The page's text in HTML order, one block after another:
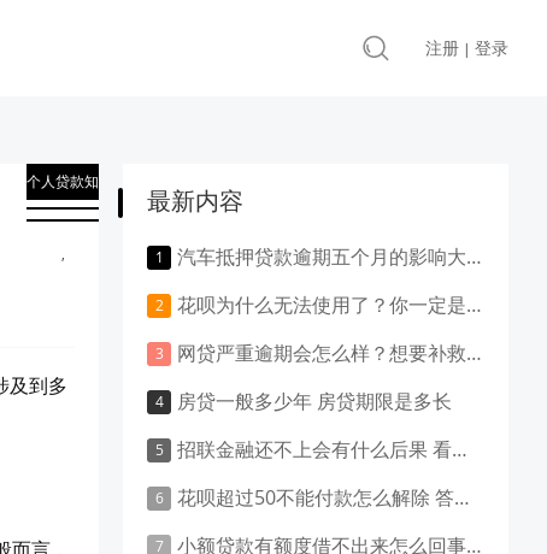
注册 | 登录
个人贷款知
识
,
及到多
最新内容
汽车抵押贷款逾期五个月的影响大吗？负面影响大吗？
花呗为什么无法使用了？你一定是做了这些事！
网贷严重逾期会怎么样？想要补救就得这样做！
房贷一般多少年 房贷期限是多长
招联金融还不上会有什么后果 看这里就清楚了
花呗超过50不能付款怎么解除 答案是这样的
小额贷款有额度借不出来怎么回事 原因有这几点